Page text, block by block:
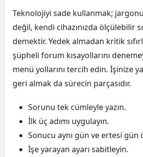
Teknolojiyi sade kullanmak;
değil, kendi cihazınızda ölçülebilir
demektir. Yedek almadan kritik
şüpheli forum kısayollarını
menü yollarını tercih edin. İşinize
geri almak da sürecin parçasıdır.
Sorunu tek cümleyle yazın.
İlk üç adımı uygulayın.
Sonucu aynı gün ve ertesi gün
İşe yarayan ayarı sabitleyin.